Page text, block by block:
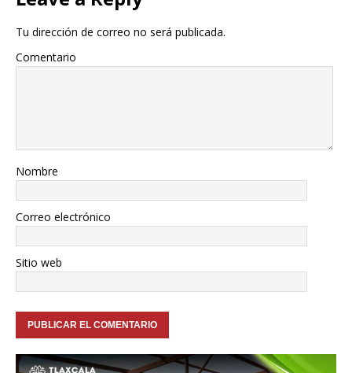
Tu dirección de correo no será publicada.
Comentario
Nombre
Correo electrónico
Sitio web